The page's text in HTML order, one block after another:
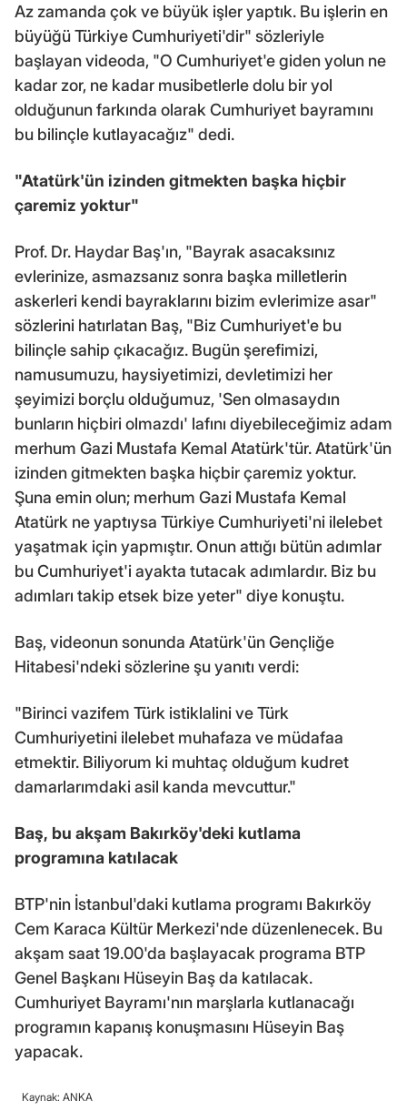
Az zamanda çok ve büyük işler yaptık. Bu işlerin en
büyüğü Türkiye Cumhuriyeti'dir" sözleriyle
başlayan videoda, "O Cumhuriyet'e giden yolun ne
kadar zor, ne kadar musibetlerle dolu bir yol
olduğunun farkında olarak Cumhuriyet bayramını
bu bilinçle kutlayacağız" dedi.
"Atatürk'ün izinden gitmekten başka hiçbir
çaremiz yoktur"
Prof. Dr. Haydar Baş'ın, "Bayrak asacaksınız
evlerinize, asmazsanız sonra başka milletlerin
askerleri kendi bayraklarını bizim evlerimize asar"
sözlerini hatırlatan Baş, "Biz Cumhuriyet'e bu
bilinçle sahip çıkacağız. Bugün şerefimizi,
namusumuzu, haysiyetimizi, devletimizi her
şeyimizi borçlu olduğumuz, 'Sen olmasaydın
bunların hiçbiri olmazdı' lafını diyebileceğimiz adam
merhum Gazi Mustafa Kemal Atatürk'tür. Atatürk'ün
izinden gitmekten başka hiçbir çaremiz yoktur.
Şuna emin olun; merhum Gazi Mustafa Kemal
Atatürk ne yaptıysa Türkiye Cumhuriyeti'ni ilelebet
yaşatmak için yapmıştır. Onun attığı bütün adımlar
bu Cumhuriyet'i ayakta tutacak adımlardır. Biz bu
adımları takip etsek bize yeter" diye konuştu.
Baş, videonun sonunda Atatürk'ün Gençliğe
Hitabesi'ndeki sözlerine şu yanıtı verdi:
"Birinci vazifem Türk istiklalini ve Türk
Cumhuriyetini ilelebet muhafaza ve müdafaa
etmektir. Biliyorum ki muhtaç olduğum kudret
damarlarımdaki asil kanda mevcuttur."
Baş, bu akşam Bakırköy'deki kutlama
programına katılacak
BTP'nin İstanbul'daki kutlama programı Bakırköy
Cem Karaca Kültür Merkezi'nde düzenlenecek. Bu
akşam saat 19.00'da başlayacak programa BTP
Genel Başkanı Hüseyin Baş da katılacak.
Cumhuriyet Bayramı'nın marşlarla kutlanacağı
programın kapanış konuşmasını Hüseyin Baş
yapacak.
Kaynak: ANKA